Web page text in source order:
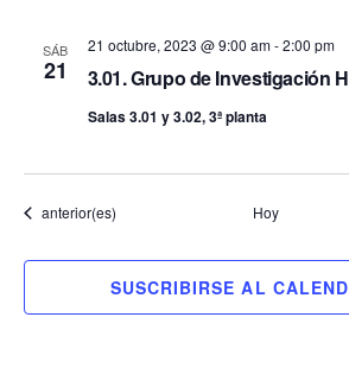
SÁB
21 3.01. Grupo de Investigación
21 octubre, 2023 @ 9:00 am-2:00 pm
Salas 3.01 y 3.02, 3ª planta
Eventos
anterior(es) Hoy
SUSCRIBIRSE AL